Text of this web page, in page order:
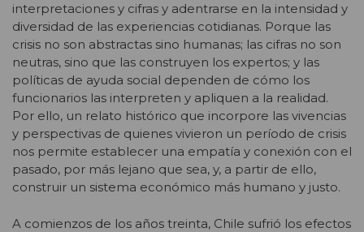
interpretaciones y cifras y adentrarse en la intensidad y
diversidad de las experiencias cotidianas. Porque las
crisis no son abstractas sino humanas; las cifras no son
neutras, sino que las construyen los expertos; y las
políticas de ayuda social dependen de cómo los
funcionarios las interpreten y apliquen a la realidad.
Por ello, un relato histórico que incorpore las vivencias
y perspectivas de quienes vivieron un período de crisis
nos permite establecer una empatía y conexión con el
pasado, por más lejano que sea, y, a partir de ello,
construir un sistema económico más humano y justo.
A comienzos de los años treinta, Chile sufrió los efectos